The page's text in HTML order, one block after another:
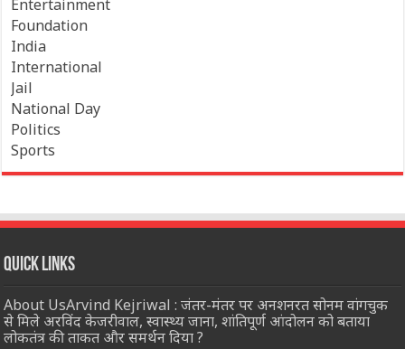
Entertainment
Foundation
India
International
Jail
National Day
Politics
Sports
Quick Links
About UsArvind Kejriwal : जंतर-मंतर पर अनशनरत सोनम वांगचुक
से मिले अरविंद केजरीवाल, स्वास्थ्य जाना, शांतिपूर्ण आंदोलन को बताया
लोकतंत्र की ताकत और समर्थन दिया ?